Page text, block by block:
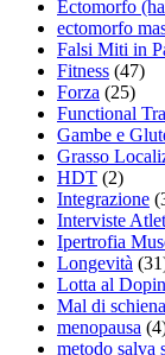
Ectomorfo
ectomorfo
Falsi Miti in
Fitness (47)
Forza (25)
Functional
Gambe e
Grasso
HDT (2)
Integrazione
Interviste
Ipertrofia
Longevità
Lotta al
Mal di schiena
menopausa
metodo salva